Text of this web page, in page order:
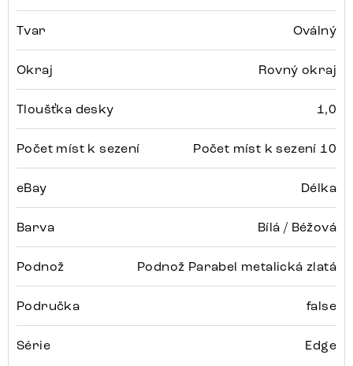
Tvar Oválný
Okraj Rovný okraj
Tloušťka desky 1,0
Počet míst k sezení Počet míst k sezení 10
eBay Délka
Barva Bílá / Béžová
Podnož Podnož Parabel metalická zlatá
Područka false
Série Edge